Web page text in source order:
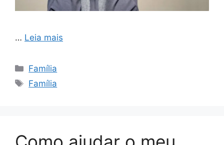
… Leia mais
Categorias
Família
Tags
Família